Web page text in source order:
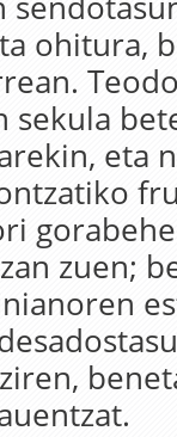
ohitura,
sekula
eta
zuen;